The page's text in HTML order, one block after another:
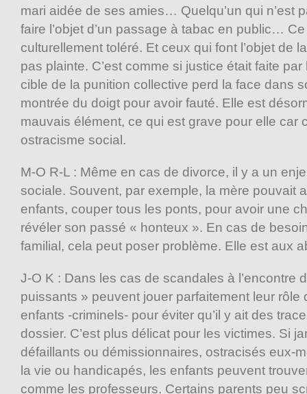
mari aidée de ses amies… Quelqu’un qui n’est
faire l’objet d’un passage à tabac en public…
culturellement toléré. Et ceux qui font l’objet de
pas plainte. C’est comme si justice était faite
cible de la punition collective perd la face dans
montrée du doigt pour avoir fauté. Elle est
mauvais élément, ce qui est grave pour elle car
ostracisme social.
M-O R-L : Même en cas de divorce, il y a un
sociale. Souvent, par exemple, la mère pouvait
enfants, couper tous les ponts, pour avoir une
révéler son passé « honteux ». En cas de
familial, cela peut poser problème. Elle est aux
J-O K : Dans les cas de scandales à l’encontre
puissants » peuvent jouer parfaitement leur rôle
enfants -criminels- pour éviter qu’il y ait des
dossier. C’est plus délicat pour les victimes. Si
défaillants ou démissionnaires, ostracisés eux-
la vie ou handicapés, les enfants peuvent
comme les professeurs. Certains parents peu